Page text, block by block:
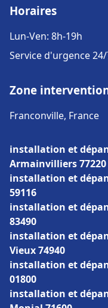
Horaires
Lun-Ven: 8h-19h
Service d'urgence
Zone
Franconville, France
installation et
Armainvilliers 77220
installation et
59116
installation et
83490
installation et
Vieux 74940
installation et
01800
installation et